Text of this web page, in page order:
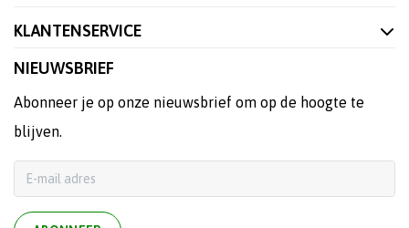
KLANTENSERVICE
NIEUWSBRIEF
Abonneer je op onze nieuwsbrief om op de hoogte te
blijven.